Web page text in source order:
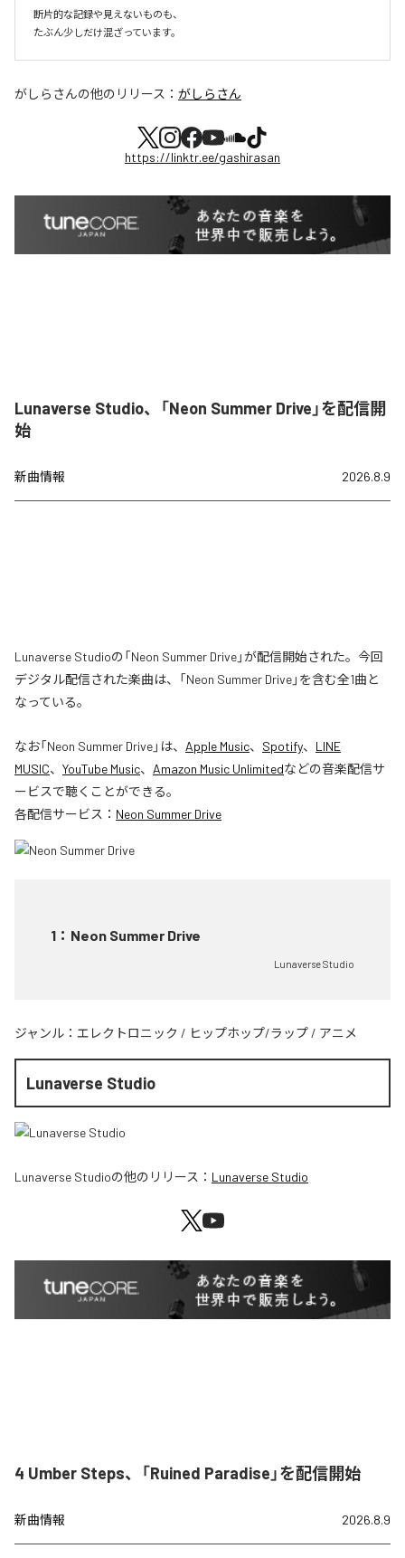
断片的な記録や見えないものも、
たぶん少しだけ混ざっています。
がしらさんの他のリリース： がしらさん
https://linktr.ee/gashirasan
Lunaverse Studio、「Neon Summer Drive」を配信開
始
新曲情報 2026.8.9
Lunaverse Studioの「Neon Summer Drive」が配信開始された。今回
デジタル配信された楽曲は、「Neon Summer Drive」を含む全1曲と
なっている。
なお「Neon Summer Drive」は、 Apple Music、 Spotify、 LINE
MUSIC、 YouTube Music、 Amazon Music Unlimitedなどの音楽配信サ
ービスで聴くことができる。
各配信サービス： Neon Summer Drive
1 ： Neon Summer Drive
Lunaverse Studio
ジャンル： エレクトロニック / ヒップホップ/ラップ / アニメ
Lunaverse Studio
Lunaverse Studioの他のリリース： Lunaverse Studio
4 Umber Steps、「Ruined Paradise」を配信開始
新曲情報 2026.8.9